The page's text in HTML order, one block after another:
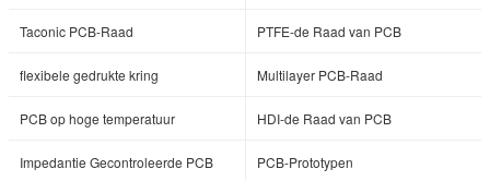
Taconic PCB-Raad PTFE-de Raad van PCB
flexibele gedrukte kring Multilayer PCB-Raad
PCB op hoge temperatuur HDI-de Raad van PCB
Impedantie Gecontroleerde PCB PCB-Prototypen